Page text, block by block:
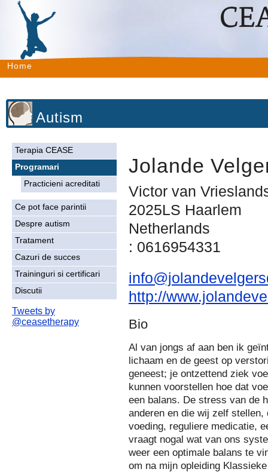
Home
Autism
Terapia CEASE
Programari
Practicieni acreditati
Ce pot face parintii
Despre autism
Tratament
Cazuri de succes
Traininguri si certificari
Discutii
Tweets by
@ceasetherapy
Jolande
Victor van
2025LS Haarlem
Netherlands
: 0616954331
http://
Bio
Al van jongs af aan ben ik
lichaam en de geest op
geneest; je ontzettend ziek
kunnen voorstellen hoe dat
een balans. De stress van de
anderen en die wij zelf
voeding, reguliere medicatie,
vraagt nogal wat van ons
weer een optimale balans te
om na mijn opleiding